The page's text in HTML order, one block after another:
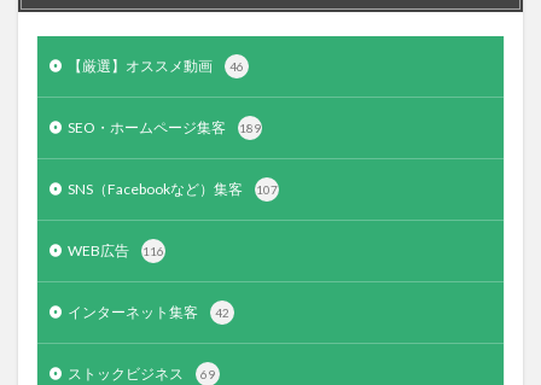
【厳選】オススメ動画 46
SEO・ホームページ集客 189
SNS（Facebookなど）集客 107
WEB広告 116
インターネット集客 42
ストックビジネス 69